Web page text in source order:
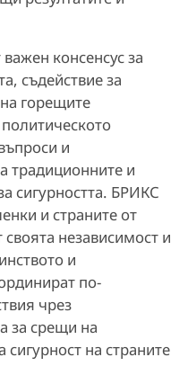
консенсус за
съдействие за
горещите
и
традиционните и
сигурността. БРИКС
и страните от
независимост и
и
по-
чрез
за срещи на
на страните